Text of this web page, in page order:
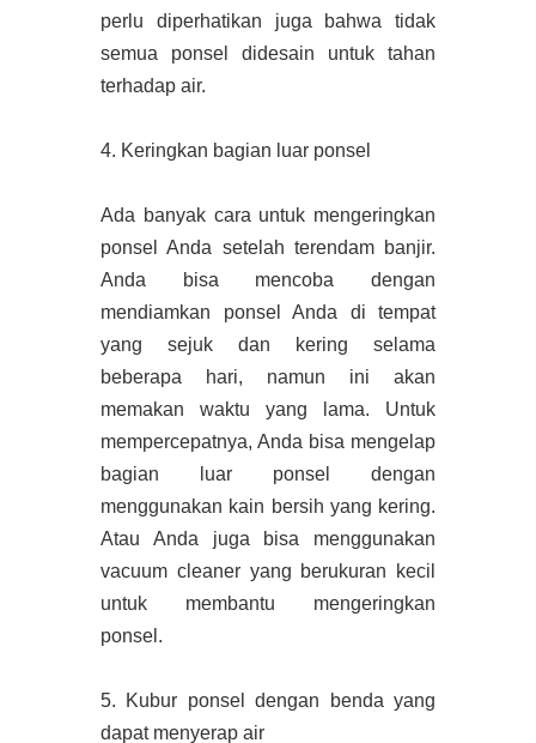
perlu diperhatikan juga bahwa tidak
semua ponsel didesain untuk tahan
terhadap air.
4. Keringkan bagian luar ponsel
Ada banyak cara untuk mengeringkan
ponsel Anda setelah terendam banjir.
Anda bisa mencoba dengan
mendiamkan ponsel Anda di tempat
yang sejuk dan kering selama
beberapa hari, namun ini akan
memakan waktu yang lama. Untuk
mempercepatnya, Anda bisa mengelap
bagian luar ponsel dengan
menggunakan kain bersih yang kering.
Atau Anda juga bisa menggunakan
vacuum cleaner yang berukuran kecil
untuk membantu mengeringkan
ponsel.
5. Kubur ponsel dengan benda yang
dapat menyerap air